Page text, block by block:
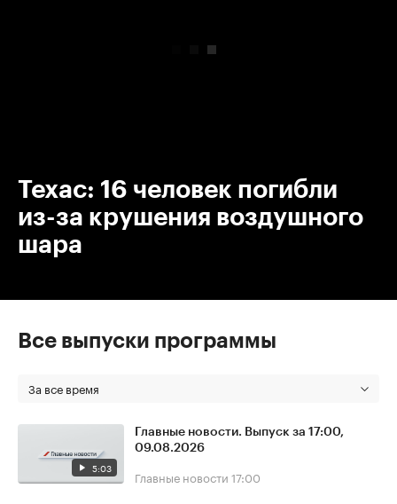
Техас: 16 человек погибли
из-за крушения воздушного
шара
Все выпуски программы
За все время
5:03
Главные новости. Выпуск за 17:00,
09.08.2026
Главные новости 17:00